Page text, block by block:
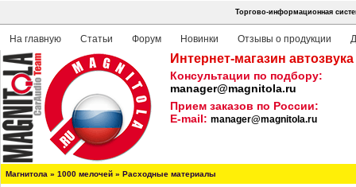
Торгово-информационная
На главную Статьи Форум Новинки Отзывы о продукции
Интернет-магазин
Консультации по подбору:
manager@magnitola.ru
Прием заказов по России:
E-mail: manager@magnitola.ru
Магнитола » 1000 мелочей » Расходные материалы